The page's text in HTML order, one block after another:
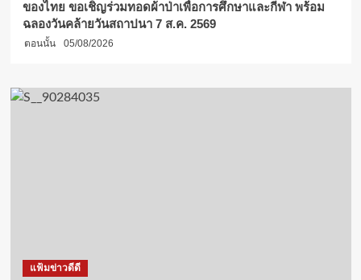
ของไทย ขอเชิญร่วมทอดผ้าป่าเพื่อการศึกษาและกีฬา พร้อม
ฉลองวันคล้ายวันสถาปนา 7 ส.ค. 2569
ตอนนั้น 05/08/2026
แฟ้มข่าวดีดี